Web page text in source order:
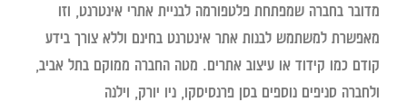
מדובר בחברה שמפתחת פלטפורמה לבניית אתרי אינטרנט, וזו
מאפשרת למשתמש לבנות אתר אינטרנט בחינם וללא צורך בידע
קודם כמו קידוד או עיצוב אתרים. מטה החברה ממוקם בתל אביב,
ולחברה סניפים נוספים בסן פרנסיסקו, ניו יורק, וילנה